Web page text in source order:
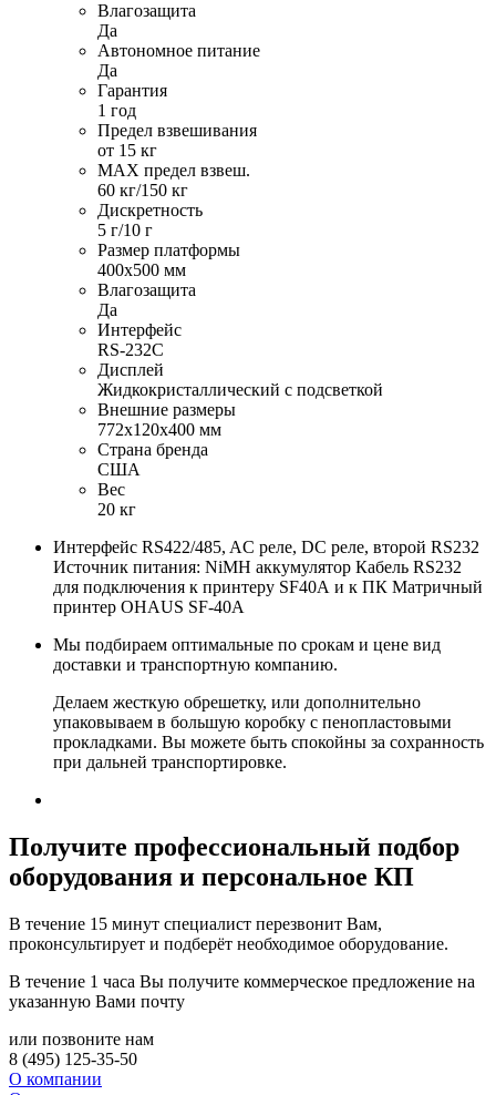
Влагозащита
Да
Автономное питание
Да
Гарантия
1 год
Предел взвешивания
от 15 кг
MAX предел взвеш.
60 кг/150 кг
Дискретность
5 г/10 г
Размер платформы
400х500 мм
Влагозащита
Да
Интерфейс
RS-232C
Дисплей
Жидкокристаллический с подсветкой
Внешние размеры
772х120х400 мм
Страна бренда
США
Вес
20 кг
Интерфейс RS422/485, AC реле, DC реле, второй RS232
Источник питания: NiMH аккумулятор Кабель RS232
для подключения к принтеру SF40А и к ПК Матричный
принтер OHAUS SF-40A
Мы подбираем оптимальные по срокам и цене вид
доставки и транспортную компанию.
Делаем жесткую обрешетку, или дополнительно
упаковываем в большую коробку с пенопластовыми
прокладками. Вы можете быть спокойны за сохранность
при дальней транспортировке.
Получите профессиональный подбор
оборудования и персональное КП
В течение 15 минут специалист перезвонит Вам,
проконсультирует и подберёт необходимое оборудование.
В течение 1 часа Вы получите коммерческое предложение на
указанную Вами почту
или позвоните нам
8 (495) 125-35-50
О компании